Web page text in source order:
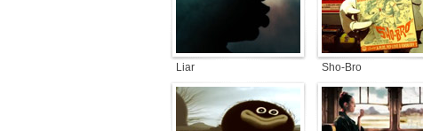
Liar Sho-Bro